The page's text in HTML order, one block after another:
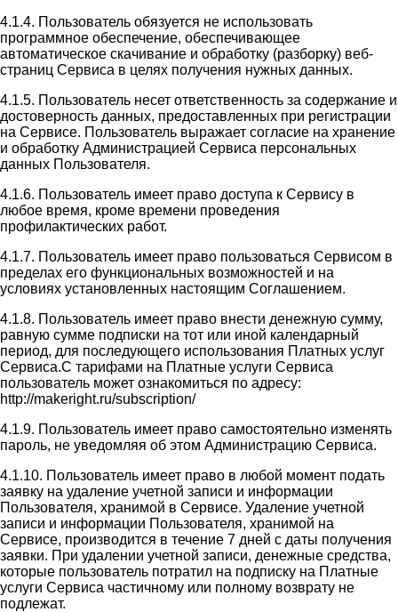
4.1.4. Пользователь обязуется не использовать
программное обеспечение, обеспечивающее
автоматическое скачивание и обработку (разборку) веб-
страниц Сервиса в целях получения нужных данных.
4.1.5. Пользователь несет ответственность за содержание и
достоверность данных, предоставленных при регистрации
на Сервисе. Пользователь выражает согласие на хранение
и обработку Администрацией Сервиса персональных
данных Пользователя.
4.1.6. Пользователь имеет право доступа к Сервису в
любое время, кроме времени проведения
профилактических работ.
4.1.7. Пользователь имеет право пользоваться Сервисом в
пределах его функциональных возможностей и на
условиях установленных настоящим Соглашением.
4.1.8. Пользователь имеет право внести денежную сумму,
равную сумме подписки на тот или иной календарный
период, для последующего использования Платных услуг
Сервиса.С тарифами на Платные услуги Сервиса
пользователь может ознакомиться по адресу:
http://makeright.ru/subscription/
4.1.9. Пользователь имеет право самостоятельно изменять
пароль, не уведомляя об этом Администрацию Сервиса.
4.1.10. Пользователь имеет право в любой момент подать
заявку на удаление учетной записи и информации
Пользователя, хранимой в Сервисе. Удаление учетной
записи и информации Пользователя, хранимой на
Сервисе, производится в течение 7 дней с даты получения
заявки. При удалении учетной записи, денежные средства,
которые пользователь потратил на подписку на Платные
услуги Сервиса частичному или полному возврату не
подлежат.